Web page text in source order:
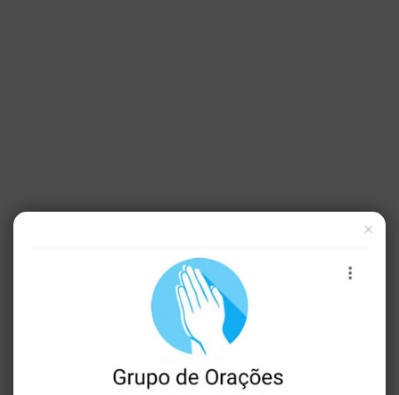
“Por que me testar? Traga-me um denário
[vale o salário de um dia] e deixe-me ver. ”E
eles trouxeram um. E ele lhes disse: De quem
é a semelhança e inscrição? Responderam-lhe
×